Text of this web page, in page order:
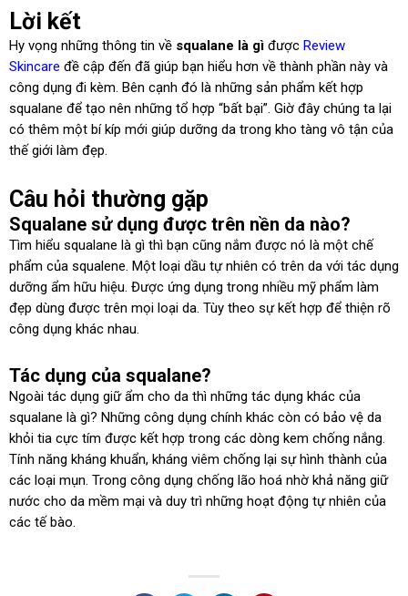
Lời kết
Hy vọng những thông tin về squalane là gì được Review
Skincare đề cập đến đã giúp bạn hiểu hơn về thành phần này và
công dụng đi kèm. Bên cạnh đó là những sản phẩm kết hợp
squalane để tạo nên những tổ hợp “bất bại”. Giờ đây chúng ta lại
có thêm một bí kíp mới giúp dưỡng da trong kho tàng vô tận của
thế giới làm đẹp.
Câu hỏi thường gặp
Squalane sử dụng được trên nền da nào?
Tìm hiểu squalane là gì thì bạn cũng nắm được nó là một chế
phẩm của squalene. Một loại dầu tự nhiên có trên da với tác dụng
dưỡng ẩm hữu hiệu. Được ứng dụng trong nhiều mỹ phẩm làm
đẹp dùng được trên mọi loại da. Tùy theo sự kết hợp để thiện rõ
công dụng khác nhau.
Tác dụng của squalane?
Ngoài tác dụng giữ ẩm cho da thì những tác dụng khác của
squalane là gì? Những công dụng chính khác còn có bảo vệ da
khỏi tia cực tím được kết hợp trong các dòng kem chống nắng.
Tính năng kháng khuẩn, kháng viêm chống lại sự hình thành của
các loại mụn. Trong công dụng chống lão hoá nhờ khả năng giữ
nước cho da mềm mại và duy trì những hoạt động tự nhiên của
các tế bào.